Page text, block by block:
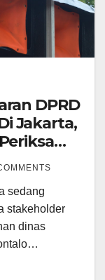
DPRD
Jakarta,
sedang
stakeholder
dinas